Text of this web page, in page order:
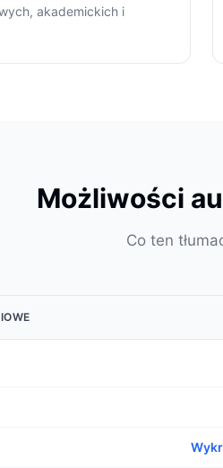
akademickich i
Możliwości
Co ten